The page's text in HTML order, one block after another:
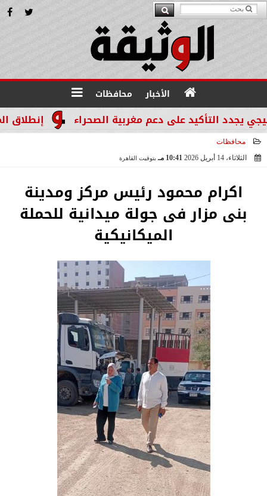
الأخبار محافظات
إنطلاق المرحله الثالثة بالموجة 29 لإسترداد على دعم مغربية الصحراء
محافظات
الثلاثاء، 14 أبريل 2026
10:41 مـ بتوقيت القاهرة
اكرام محمود رئيس مركز ومدينة
بنى مزار فى جولة ميدانية للحملة
الميكانيكية